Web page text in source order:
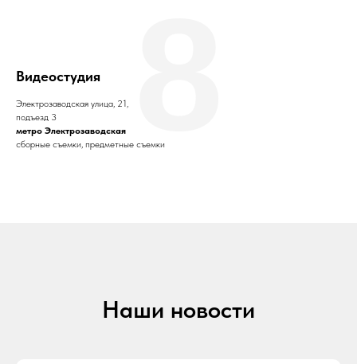
Видеостудия
Электрозаводская улица, 21,
подъезд 3
метро Электрозаводская
сборные съемки, предметные съемки
Наши новости